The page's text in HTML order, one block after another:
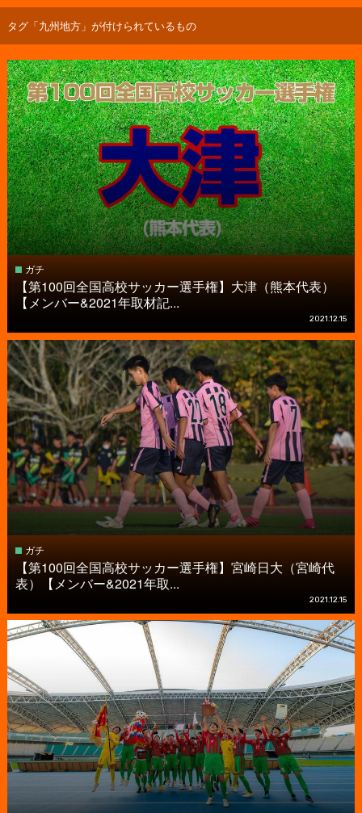
タグ「九州地方」が付けられているもの
ガチ
【第100回全国高校サッカー選手権】大津（熊本代表）
【メンバー&2021年取材記...
2021.12.15
ガチ
【第100回全国高校サッカー選手権】宮崎日大（宮崎代
表）【メンバー&2021年取...
2021.12.15